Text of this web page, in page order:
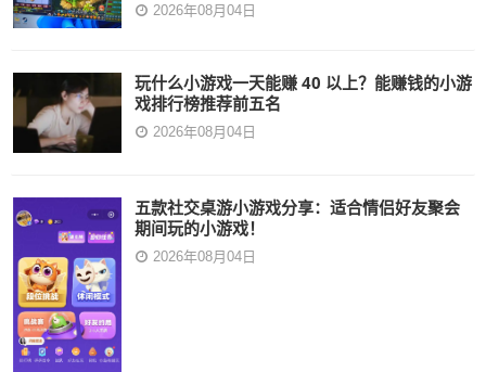
2026年08月04日
玩什么小游戏一天能赚 40 以上？能赚钱的小游
戏排行榜推荐前五名
2026年08月04日
五款社交桌游小游戏分享：适合情侣好友聚会
期间玩的小游戏！
2026年08月04日